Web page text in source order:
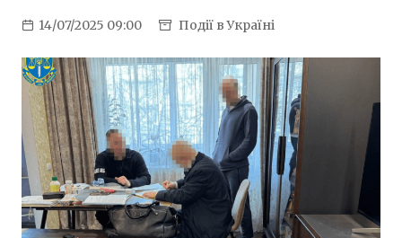
14/07/2025 09:00 Події в Україні